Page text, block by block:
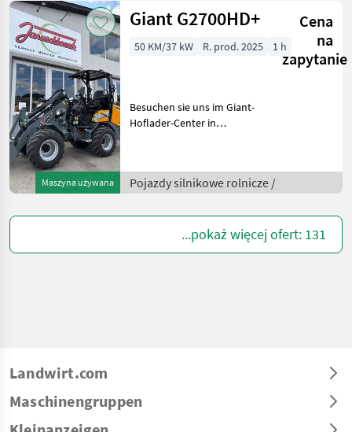
Traktionskraft und
Maszyna używana
Giant G2700HD+
Cena
na
zapytanie
50 KM/37 kW R. prod. 2025 1 h
Besuchen sie uns im Giant-
Hoflader-Center in
Ost! Technische Daten: •
Betriebsgewicht 2.600 kg •
Pojazdy silnikowe rolnicze /
...pokaż więcej ofert: 131
Landwirt.com
Maschinengruppen